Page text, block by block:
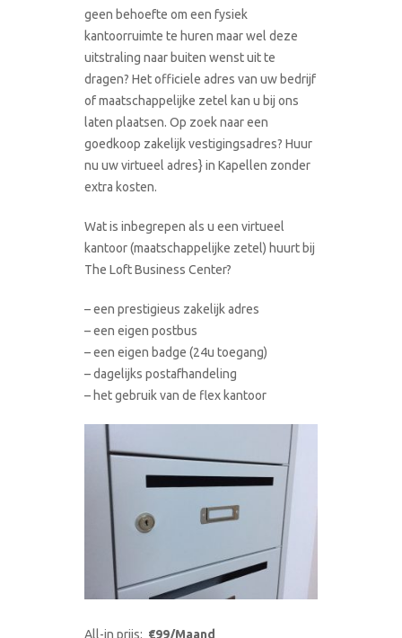
geen behoefte om een fysiek
kantoorruimte te huren maar wel deze
uitstraling naar buiten wenst uit te
dragen? Het officiele adres van uw bedrijf
of maatschappelijke zetel kan u bij ons
laten plaatsen. Op zoek naar een
goedkoop zakelijk vestigingsadres? Huur
nu uw virtueel adres} in Kapellen zonder
extra kosten.
Wat is inbegrepen als u een virtueel
kantoor (maatschappelijke zetel) huurt bij
The Loft Business Center?
– een prestigieus zakelijk adres
– een eigen postbus
– een eigen badge (24u toegang)
– dagelijks postafhandeling
– het gebruik van de flex kantoor
All-in prijs: €99/Maand